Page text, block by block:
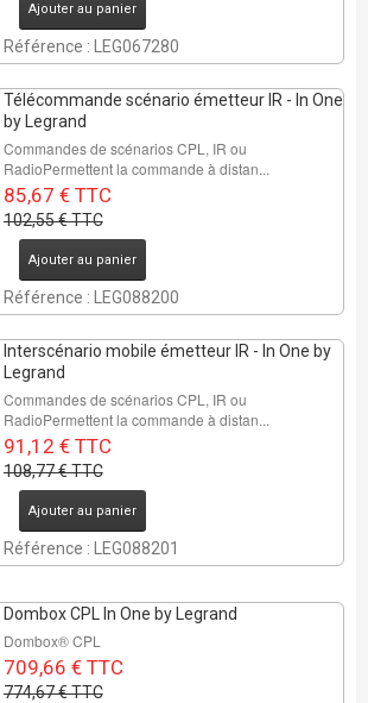
Ajouter au panier
Référence : LEG067280
Télécommande scénario émetteur IR - In One
by Legrand
Commandes de scénarios CPL, IR ou
RadioPermettent la commande à distan...
85,67 € TTC
102,55 € TTC
Ajouter au panier
Référence : LEG088200
Interscénario mobile émetteur IR - In One by
Legrand
Commandes de scénarios CPL, IR ou
RadioPermettent la commande à distan...
91,12 € TTC
108,77 € TTC
Ajouter au panier
Référence : LEG088201
Dombox CPL In One by Legrand
Dombox® CPL
709,66 € TTC
774,67 € TTC